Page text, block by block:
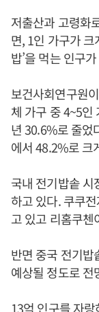
저출산과 고령화
면, 1인 가구가 크
밥’을 먹는 인구
보건사회연구원
체 가구 중 4~5
년 30.6%로 줄었
에서 48.2%로 크
국내 전기밥솥 시
하고 있다. 쿠쿠
고 있고 리홈쿠
반면 중국 전기밥
예상될 정도로 전
13억 인구를 자